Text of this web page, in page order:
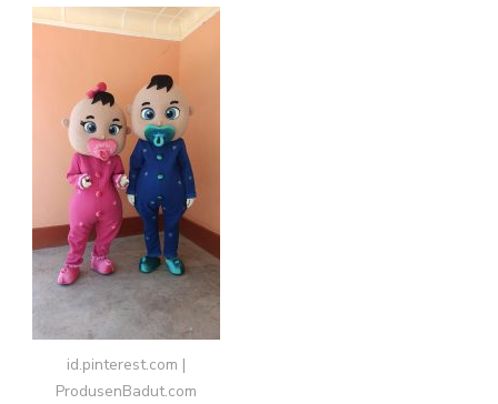
id.pinterest.com |
ProdusenBadut.com